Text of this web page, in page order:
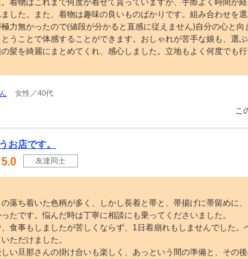
着物はこれまで何度か着せて貰っていますが、手際よく時間が
した。また、着物は趣味の良いものばかりです。組み合わせを
力無かったので(値段が分かると直感に従えません)自分の心と
うことで体感することができます。おしゃれが苦手な娘も、選
髪を綺麗にまとめてくれ、感心しました。立地もよく何度でも
女性／40代
こ
お店です。
5.0 友達同士
落ち着いた色柄が多く、しかし長着と帯と、帯揚げに帯留めに
たです。悩んだ時は丁寧に相談にも乗ってくださいました。
食事もしましたが苦しくならず、1日着崩れもしませんでした
ただけました。
い旦那さんの掛け合いも楽しく、あっという間の準備と、その